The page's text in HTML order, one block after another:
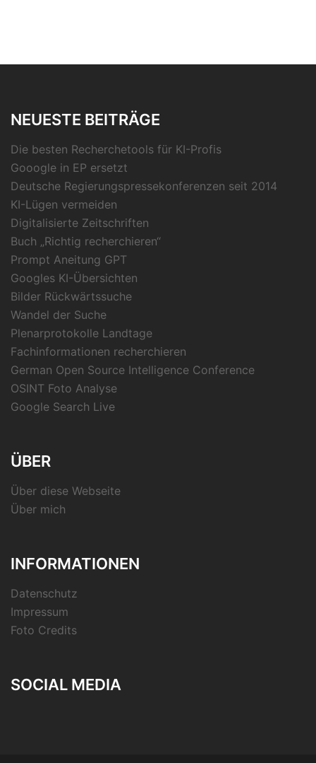
NEUESTE BEITRÄGE
Die besten Recherchetools für KI-Profis
Gooogle in EP ersetzt
Deutsche Regierungspressekonferenzen seit 2014
KI-Lügen vermeiden
Digitalisierte Zeitschriften
Buch „Richtig recherchieren“
Prompt Aneitung GPT
Googles KI-Übersichten
Bilder Rückwärtssuche
Wandel der Suche
Plenarprotokolle Landtage
Fachinformationen recherchieren
German Open Source Intelligence Conference
OSINT Foto Analyse
Google Search Live
ÜBER
Über diese Webseite
Über mich
INFORMATIONEN
Datenschutz
Impressum
Foto Credits
SOCIAL MEDIA